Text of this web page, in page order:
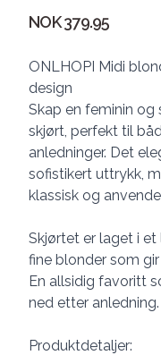
Produktdetaljer
NOK 379.95
Description
ONLHOPI Midi
design
Skap en feminin og
skjørt, perfekt til
anledninger. Det
sofistikert uttrykk,
klassisk og
Skjørtet er laget i
fine blonder som
En allsidig favoritt
ned etter anledning.
Produktdetaljer: